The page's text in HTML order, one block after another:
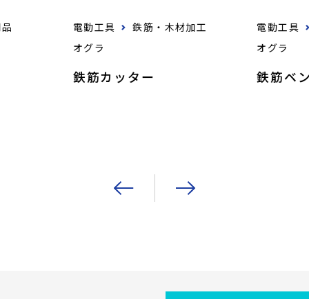
電動工具
鉄筋・木材加工
オグラ
鉄筋カッター
電動工具
オグラ
鉄筋ベ